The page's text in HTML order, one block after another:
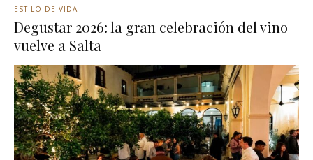
ESTILO DE VIDA
Degustar 2026: la gran celebración del vino
vuelve a Salta